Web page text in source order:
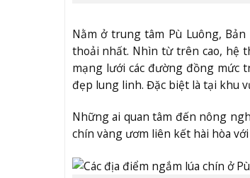
Nằm ở trung tâm Pù Luông,
thoải nhất. Nhìn từ trên cao, hệ
mạng lưới các đường đồng mức
đẹp lung linh. Đặc biệt là tại khu
Những ai quan tâm đến nông
chín vàng ươm liên kết hài hòa